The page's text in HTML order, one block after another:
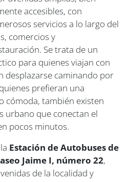
accesibles, con
servicios a lo largo del
comercios y
Se trata de un
para quienes viajan con
desplazarse caminando por
prefieran una
cómoda, también existen
urbano que conectan el
pocos minutos.
Estación de Autobuses de
Jaime I, número 22,
de la localidad y